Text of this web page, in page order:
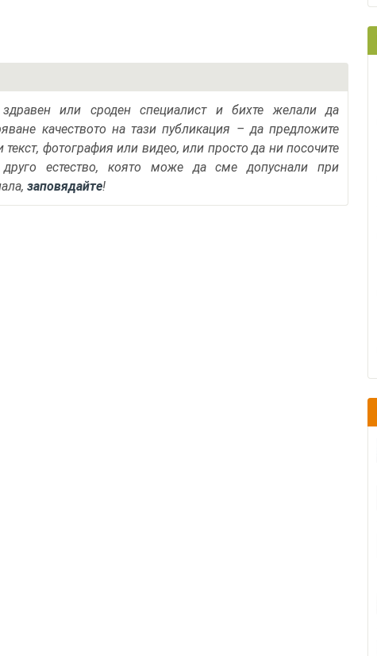
или сроден специалист и бихте желали да
качеството на тази публикация – да предложите
текст, фотография или видео, или просто да ни посочите
естество, която може да сме допуснали при
заповядайте!